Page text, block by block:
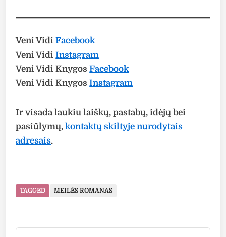
Veni VidiFacebook
Veni VidiInstagram
Veni Vidi KnygosFacebook
Veni Vidi KnygosInstagram
Ir visada laukiu laiškų, pastabų, idėjų bei
pasiūlymų,kontaktų skiltyje nurodytais
adresais.
TAGGED MEILĖS ROMANAS